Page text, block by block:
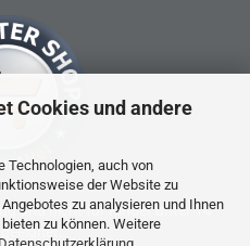
Cookies und andere
Technologien, auch von
der Website zu
zu analysieren und Ihnen
zu können. Weitere
und nicht für Kinder unter 14